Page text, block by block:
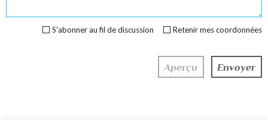
Retenir mes coordonnées
S'abonner au fil de discussion